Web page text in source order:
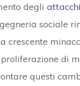
degli
sociale
crescente
di
questi